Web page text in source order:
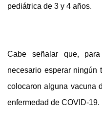
pediátrica de 3 y 4 años.
Cabe señalar que,
necesario esperar ningún
colocaron alguna vacuna
enfermedad de COVID-19.